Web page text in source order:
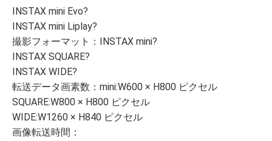
INSTAX mini Evo?
INSTAX mini Liplay?
撮影フォーマット：INSTAX mini?
INSTAX SQUARE?
INSTAX WIDE?
転送データ画素数：mini:W600 × H800 ピクセル
SQUARE:W800 × H800 ピクセル
WIDE:W1260 × H840 ピクセル
画像転送時間：